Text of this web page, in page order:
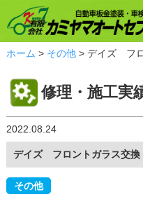
ホーム > その他> デイズ フ
修理・施工実
2022.08.24
デイズ フロントガラス交換
その他